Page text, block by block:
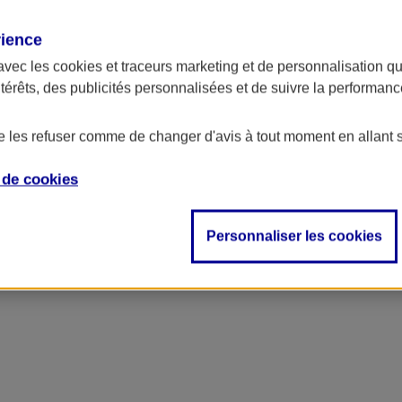
les cookies et traceurs marketing et de personnalisation
des publicités personnalisées et de suivre la
les refuser comme de changer d'avis à tout moment en allant
cookies
Personnaliser les cookies